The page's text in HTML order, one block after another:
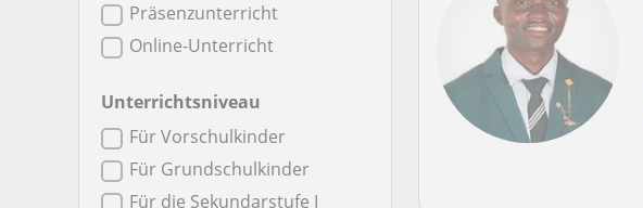
Präsenzunterricht
Online-Unterricht
Unterrichtsniveau
Für Vorschulkinder
Für Grundschulkinder
Für die Sekundarstufe I